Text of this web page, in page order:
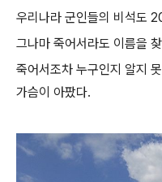
우리나라 군인들의 비석도
그나마 죽어서라도 이름을
죽어서조차 누구인지 알지
가슴이 아팠다.